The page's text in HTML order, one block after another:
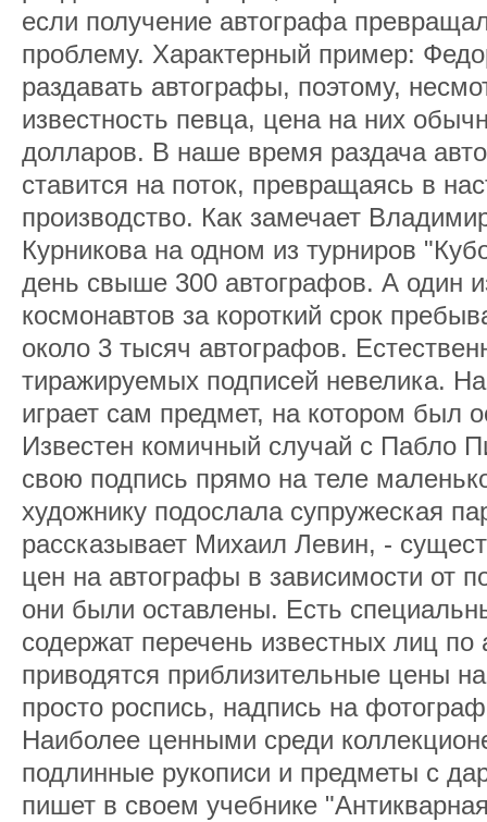
если получение автографа
проблему. Характерный пример:
раздавать автографы, поэтому,
известность певца, цена на них
долларов. В наше время раздача
ставится на поток, превращаясь в
производство. Как замечает
Курникова на одном из турниров
день свыше 300 автографов. А один
космонавтов за короткий срок
около 3 тысяч автографов.
тиражируемых подписей невелика.
играет сам предмет, на котором был
Известен комичный случай с Пабло
свою подпись прямо на теле
художнику подослала супружеская
рассказывает Михаил Левин, -
цен на автографы в зависимости от
они были оставлены. Есть
содержат перечень известных лиц
приводятся приблизительные цены
просто роспись, надпись на
Наиболее ценными среди
подлинные рукописи и предметы с
пишет в своем учебнике